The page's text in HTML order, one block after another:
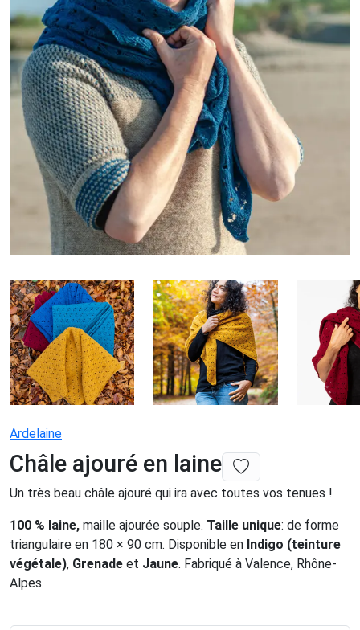
Ardelaine
Châle ajouré en laine
Un très beau châle ajouré qui ira avec toutes vos tenues !
100 % laine, maille ajourée souple. Taille unique: de forme
triangulaire en 180 × 90 cm. Disponible en Indigo (teinture
végétale), Grenade et Jaune. Fabriqué à Valence, Rhône-
Alpes.